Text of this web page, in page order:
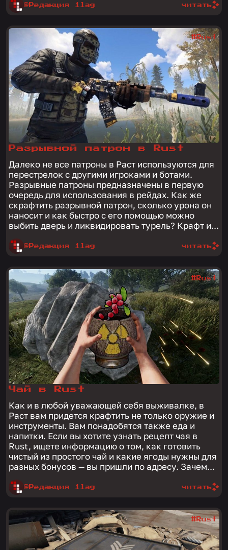
@Редакция 1lag читать
Разрывной патрон в Rust
Далеко не все патроны в Раст используются для
перестрелок с другими игроками и ботами.
Разрывные патроны предназначены в первую
очередь для использования в рейдах. Как же
скрафтить разрывной патрон, сколько урона он
наносит и как быстро с его помощью можно
выбить дверь и ликвидировать турель? Крафт и...
@Редакция 1lag
#Rust
читать
Чай в Rust
Как и в любой уважающей себя выживалке, в
Раст вам придется крафтить не только оружие и
инструменты. Вам понадобятся также еда и
напитки. Если вы хотите узнать рецепт чая в
Rust, ищете информацию о том, как готовить
чистый из простого чай и какие ягоды нужны для
разных бонусов — вы пришли по адресу. Зачем...
@Редакция 1lag
#Rust
читать
#Rust